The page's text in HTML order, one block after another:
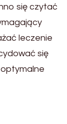
się czytać
leczenie
się